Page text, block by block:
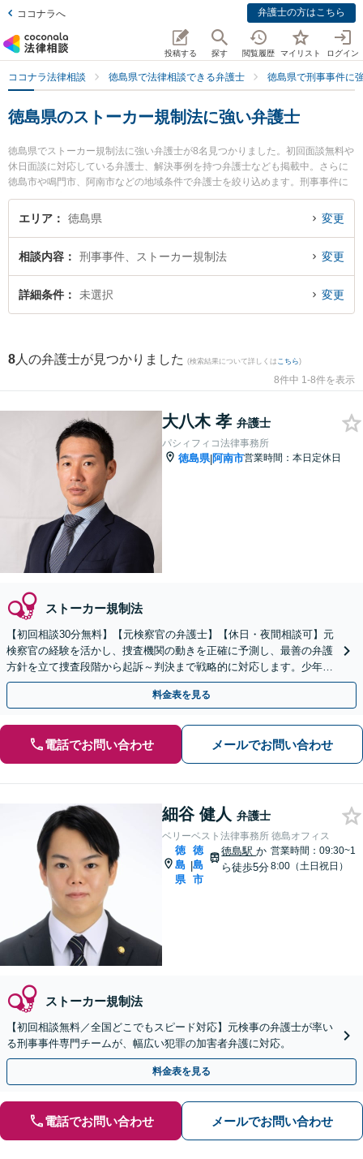
ココナラへ 弁護士の方はこちら
投稿する 探す 閲覧履歴 マイリスト ログイン
ココナラ法律相談 徳島県で法律相談できる弁護士 徳島県で刑事事件に
徳島県のストーカー規制法に強い弁護士
徳島県でストーカー規制法に強い弁護士が8名見つかりました。初回面談無料や
休日面談に対応している弁護士、解決事例を持つ弁護士なども掲載中。さらに
徳島市や鳴門市、阿南市などの地域条件で弁護士を絞り込めます。刑事事件に
関係する加害者側や少年事件、再犯・前科あり等の細かな分野での絞り込み検
索もでき便利です。特にパシィフィコ法律事務所の大八木 孝弁護士やベリーベ
ています。『徳島県で土日や夜間に発生したストーカー規制法のトラブルを今
すぐに弁護士に相談したい』『ストーカー規制法のトラブル解決の実績豊富な
近くの弁護士を検索したい』『初回相談無料でストーカー規制法を法律相談で
エリア 徳島県 変更
相談内容 刑事事件、ストーカー規制法 変更
詳細条件 未選択 変更
8 人の弁護士が見つかりました (検索結果について詳しくは こちら)
8件中 1-8件を表示
大八木 孝 弁護士
パシィフィコ法律事務所
徳島県|阿南市営業時間：本日定休日
ストーカー規制法
【初回相談30分無料】【元検察官の弁護士】【休日・夜間相談可】元
検察官の経験を活かし、捜査機関の動きを正確に予測し、最善の弁護
方針を立て捜査段階から起訴～判決まで戦略的に対応します。少年事
件ではお子さまの更生と社会復帰への道筋を共に考えます
料金表を見る
電話でお問い合わせ メールでお問い合わせ
細谷 健人 弁護士
ベリーベスト法律事務所 徳島オフィス
徳
島
県
|
徳
島
市
徳島駅か
ら徒歩5分
営業時間：09:30~1
8:00（土日祝日）
ストーカー規制法
【初回相談無料／全国どこでもスピード対応】元検事の弁護士が率い
る刑事事件専門チームが、幅広い犯罪の加害者弁護に対応。
料金表を見る
電話でお問い合わせ メールでお問い合わせ